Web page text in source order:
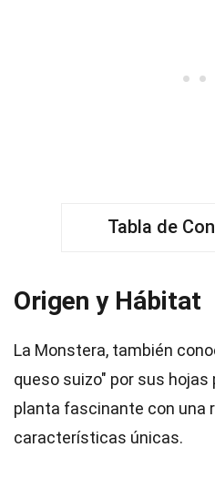
Tabla de
Origen y Hábitat
La Monstera, también
queso suizo" por sus hojas
planta fascinante con una
características únicas.